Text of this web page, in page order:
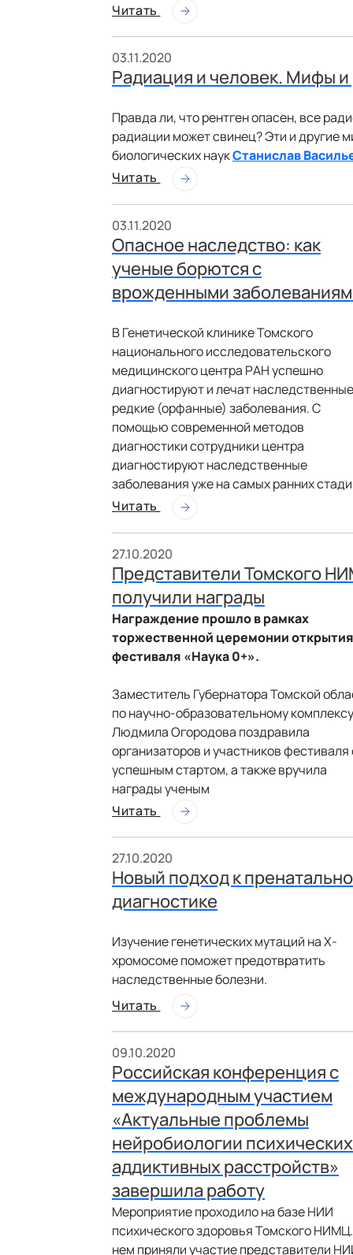
Читать
03.11.2020
Радиация и человек. Мифы и
Правда ли, что рентген опасен, все
радиации может свинец? Эти и другие
биологических наукСтанислав
Читать
03.11.2020
Опасное наследство: как
ученые борются с
врожденными
В Генетической клинике Томского
национального исследовательского
медицинского центра РАН успешно
диагностируют и лечат наследственные
редкие (орфанные) заболевания. С
помощью современной методов
диагностики сотрудники центра
диагностируют наследственные
заболевания уже на самых ранних
Читать
27.10.2020
Представители Томского
получили награды
Награждение прошло в рамках
торжественной церемонии открытия
фестиваля «Наука 0+».
Заместитель Губернатора Томской
по научно-образовательному комплексу
Людмила Огородова поздравила
организаторов и участников фестиваля
успешным стартом, а также вручила
награды ученым
Читать
27.10.2020
Новый подход к
диагностике
Изучение генетических мутаций на Х-
хромосоме поможет предотвратить
наследственные болезни.
Читать
09.10.2020
Российская конференция с
международным участием
«Актуальные проблемы
нейробиологии
аддиктивных расстройств»
завершила работу
Мероприятие проходило на базе НИИ
психического здоровья Томского
нем приняли участие представители